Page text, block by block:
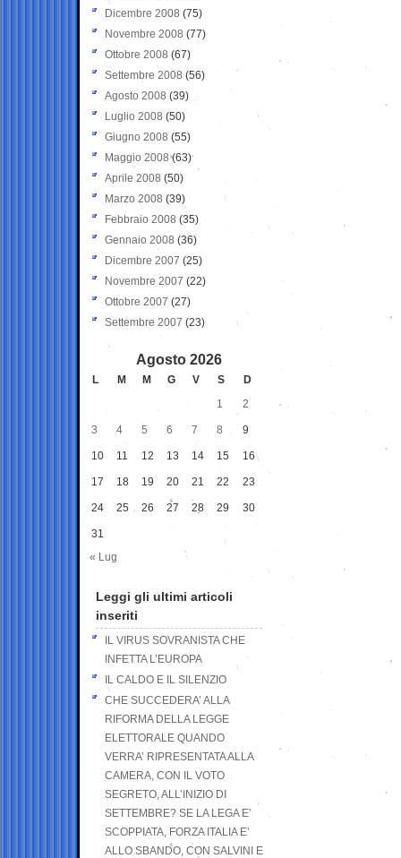
Dicembre 2008 (75)
Novembre 2008 (77)
Ottobre 2008 (67)
Settembre 2008 (56)
Agosto 2008 (39)
Luglio 2008 (50)
Giugno 2008 (55)
Maggio 2008(63)
Aprile 2008 (50)
Marzo 2008 (39)
Febbraio 2008 (35)
Gennaio 2008 (36)
Dicembre 2007 (25)
Novembre 2007 (22)
Ottobre 2007 (27)
Settembre 2007 (23)
Agosto 2026
L M M G V S
D
1
2
3 4 5 6 7 8 9
10 11 12 13 14 15 16
17 18 19 20 21 22 23
24 25 26 27 28 29 30
31
« Lug
Leggi gli ultimi articoli
inseriti
IL VIRUS SOVRANISTA CHE
INFETTA L’EUROPA
IL CALDO E IL SILENZIO
CHE SUCCEDERA’ ALLA
RIFORMA DELLA LEGGE
ELETTORALE QUANDO
VERRA’ RIPRESENTATA ALLA
CAMERA, CON IL VOTO
SEGRETO, ALL’INIZIO DI
SETTEMBRE? SE LA LEGA E’
SCOPPIATA, FORZA ITALIA E’
ALLO SBANDO, CON SALVINI E